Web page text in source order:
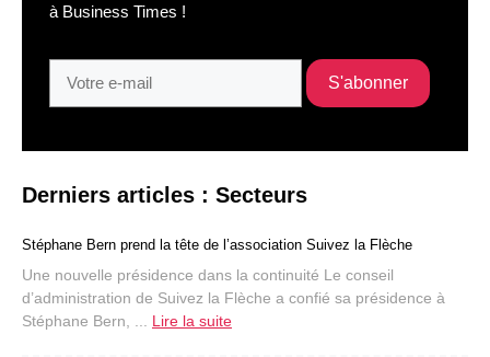
à Business Times !
Derniers articles : Secteurs
Stéphane Bern prend la tête de l’association Suivez la Flèche
Une nouvelle présidence dans la continuité Le conseil
d’administration de Suivez la Flèche a confié sa présidence à
Stéphane Bern, ... Lire la suite